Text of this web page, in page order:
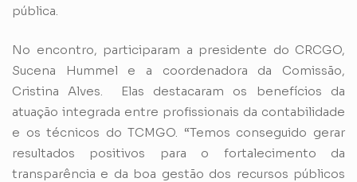
pública.
No encontro, participaram a presidente do CRCGO,
Sucena Hummel e a coordenadora da Comissão,
Cristina Alves. Elas destacaram os benefícios da
atuação integrada entre profissionais da contabilidade
e os técnicos do TCMGO. “Temos conseguido gerar
resultados positivos para o fortalecimento da
transparência e da boa gestão dos recursos públicos